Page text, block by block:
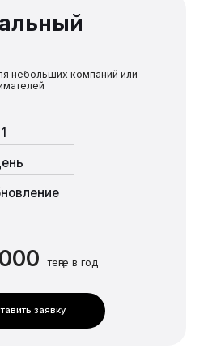
небольших компаний или
теңге в год
заявку